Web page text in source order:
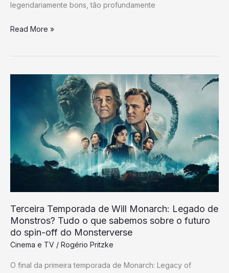
legendariamente bons, tão profundamente
Read More »
Terceira Temporada de Will Monarch: Legado de
Monstros? Tudo o que sabemos sobre o futuro
do spin-off do Monsterverse
Cinema e TV / Rogério Pritzke
O final da primeira temporada de Monarch: Legacy of
Monarch:
de
que
sabemos
sobre
futuro